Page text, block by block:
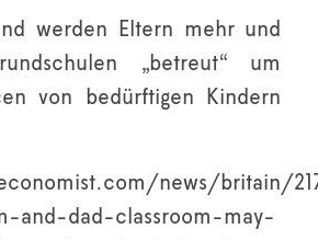
werden Eltern mehr und
„betreut“ um
von bedürftigen Kindern
news/britain/
and-dad-classroom-may-